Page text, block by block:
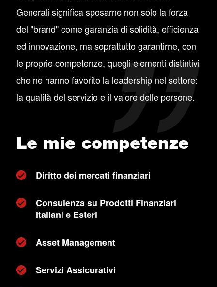
Generali significa sposarne non solo la forza
del "brand" come garanzia di solidità, efficienza
ed innovazione, ma soprattutto garantirne, con
le proprie competenze, quegli elementi distintivi
che ne hanno favorito la leadership nel settore:
la qualità del servizio e il valore delle persone.
Le mie competenze
Diritto dei mercati finanziari
Consulenza su Prodotti Finanziari
Italiani e Esteri
Asset Management
Servizi Assicurativi